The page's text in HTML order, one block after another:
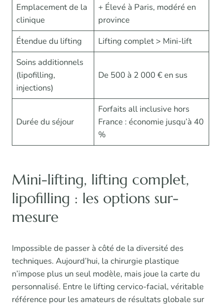
Emplacement de la
clinique
+ Élevé à Paris, modéré en
province
Étendue du lifting
Lifting complet > Mini-lift
Soins additionnels
(lipofilling,
injections)
De 500 à 2 000 € en sus
Durée du séjour
Forfaits all inclusive hors
France : économie jusqu’à 40
%
Mini-lifting, lifting complet,
lipofilling : les options sur-
mesure
Impossible de passer à côté de la diversité des
techniques. Aujourd’hui, la chirurgie plastique
n’impose plus un seul modèle, mais joue la carte du
personnalisé. Entre le lifting cervico-facial, véritable
référence pour les amateurs de résultats globale sur